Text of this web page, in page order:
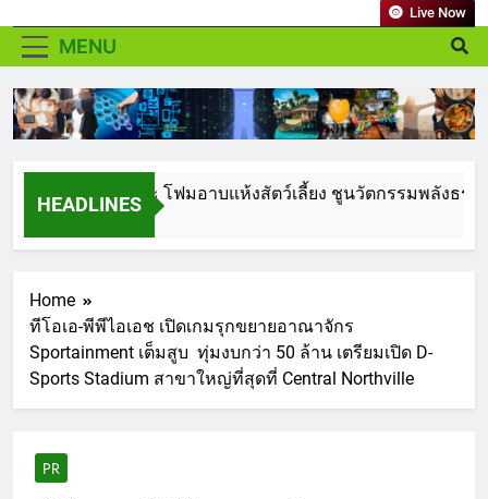
สืบสานพระราชปณิธาน สร้างคุณค่าการท่องเที่ยวไทย
อย่างยั่งยืน
เหิงลี่ แมนูแฟคเจอริ่ง เทคโนโลยี (ไทยแลนด์) เปิด
โรงงานแห่งใหม่ในชลบุรี เดินหน้าขยายฐานการผลิตสู่
เอเชียตะวันออกเฉียงใต้ เสริมแกร่งยุทธศาสตร์ระดับ
TECNO ประกาศทรานส์ฟอร์มจากเกมมิ่งโฟน สู่ไลฟ์
สไตล์แฟชั่นไอเท็ม เสิร์ฟใหญ่ปักหมุดแลนมาร์คใหม่
กลางสถานี MRT วาง POVA 8 Series จุดเริ่มต้นครั้ง
สำคัญ
MENU
Live Now
HEADLINES
แชมพูอาบน้ำ และ โฟมอาบแห้งสัตว์เลี้ยง ชูนวัตกรรมพลังธรรมช
Home
ทีโอเอ-พีพีไอเอช เปิดเกมรุกขยายอาณาจักร
Sportainment เต็มสูบ ทุ่มงบกว่า 50 ล้าน เตรียมเปิด D-
Sports Stadium สาขาใหญ่ที่สุดที่ Central Northville
PR